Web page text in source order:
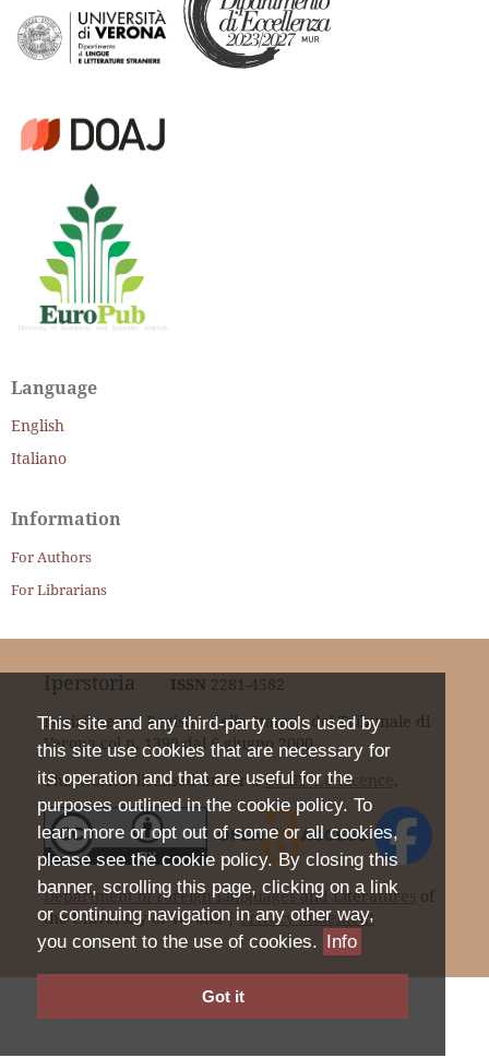
This site and any third-party tools used by
this site use cookies that are necessary for
its operation and that are useful for the
purposes outlined in the cookie policy. To
learn more or opt out of some or all cookies,
please see the cookie policy. By closing this
banner, scrolling this page, clicking on a link
or continuing navigation in any other way,
you consent to the use of cookies. Info
Got it
Language
English
Italiano
Information
For Authors
For Librarians
Iperstoria ISSN 2281-4582
Iscrizione nel Registro della Stampa del Tribunale di
Verona col n. 1399 dal 6 giugno 2000.
This work is licensed under a CC BY 4.0 Licence .
Department of Foreign Languages and Literatures
of
the University of Verona |Privacy Statement